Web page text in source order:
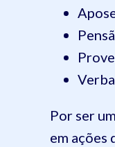
Por ser
em ações